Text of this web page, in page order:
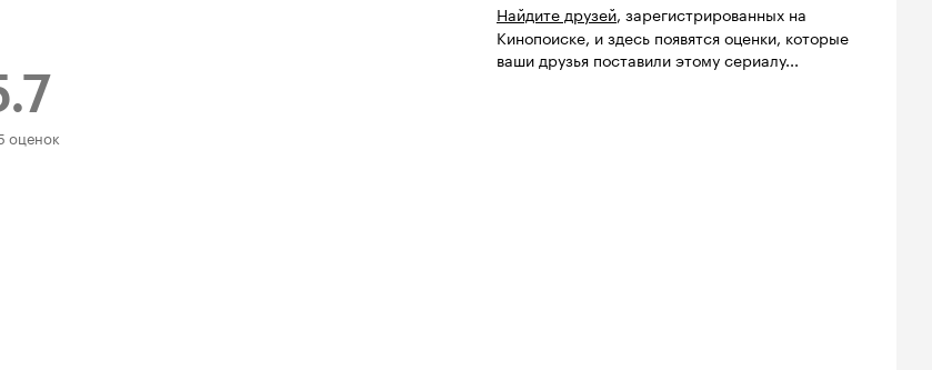
оценок
Найдите друзей, зарегистрированных на
Кинопоиске, и здесь появятся оценки, которые
ваши друзья поставили этому сериалу...